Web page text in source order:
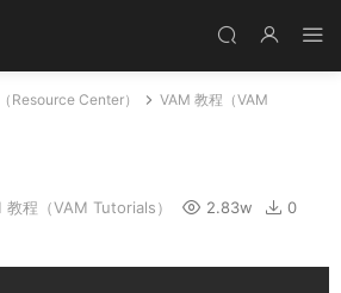
Resource Center）
VAM 教程（VAM
教程（VAM Tutorials） 2.83w
0